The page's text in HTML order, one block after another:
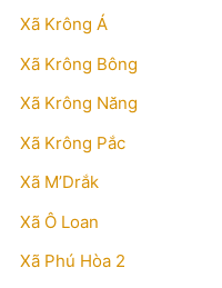
Xã Krông Á
Xã Krông Bông
Xã Krông Năng
Xã Krông Pắc
Xã M’Drắk
Xã Ô Loan
Xã Phú Hòa 2